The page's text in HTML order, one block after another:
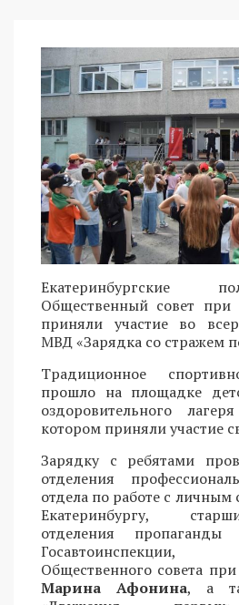
Екатеринбургские
Общественный совет
приняли участие во
МВД «Зарядка со стражем
Традиционное
прошло на площадке
оздоровительного
котором приняли участие
Зарядку с ребятами
отделения
отдела по работе с
Екатеринбургу,
отделения
Госавтоинспекции,
Общественного совета
Марина Афонина, а